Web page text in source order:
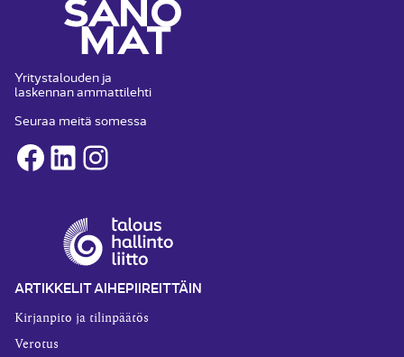
Yritystalouden ja
laskennan ammattilehti
Seuraa meitä somessa
Facebook
LinkedInInstagram
ARTIKKELIT AIHEPIIREITTÄIN
Kirjanpito ja tilinpäätös
Verotus